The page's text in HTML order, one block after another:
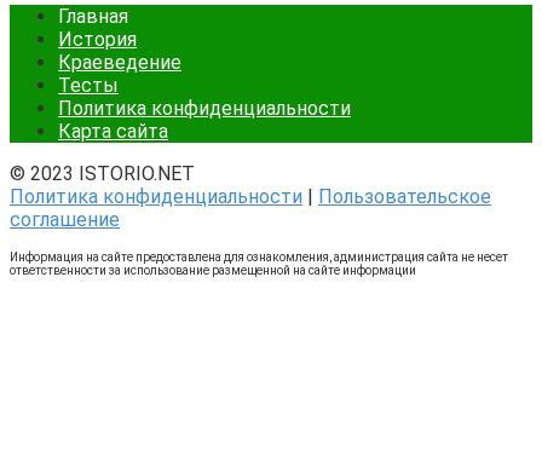
Главная
История
Краеведение
Тесты
Политика конфиденциальности
Карта сайта
© 2023 ISTORIO.NET
Политика конфиденциальности | Пользовательское
соглашение
Информация на сайте предоставлена для ознакомления, администрация сайта не несет
ответственности за использование размещенной на сайте информации